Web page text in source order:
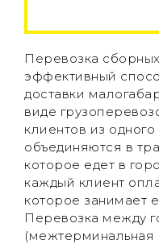
Перевозка
эффективный
доставки
виде
клиентов из
объединяются в
которое едет в
каждый клиент
которое занимает
Перевозка между
(межтерминальная